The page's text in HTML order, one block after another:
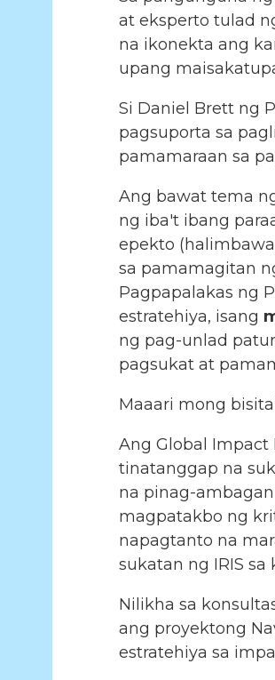
at eksperto tulad
na ikonekta ang
upang
Si Daniel Brett ng
pagsuporta sa
pamamaraan sa
Ang bawat tema
ng iba't ibang
epekto
sa pamamagitan
Pagpapalakas ng
estratehiya, isang
ng pag-unlad
pagsukat at
Maaari mong
Ang Global
tinatanggap na
na pinag-
magpatakbo ng
napagtanto na
sukatan ng IRIS
Nilikha sa
ang proyektong
estratehiya sa